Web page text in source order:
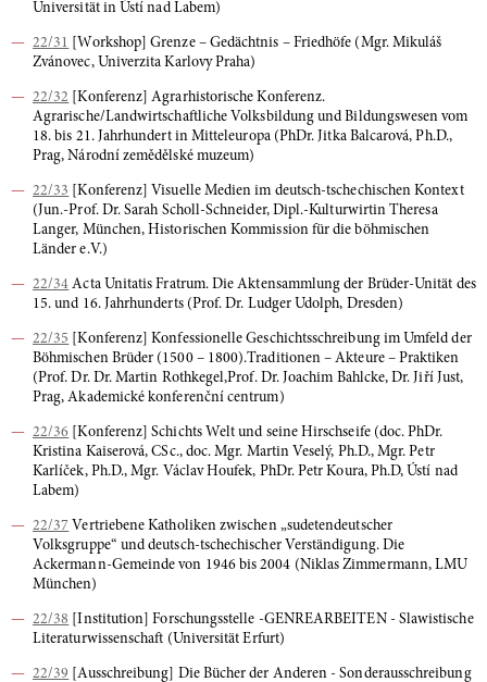
Universität in Ústí nad Labem)
22/31
[Workshop] Grenze – Gedächtnis – Friedhöfe (Mgr. Mikuláš
Zvánovec, Univerzita Karlovy Praha)
22/32 [Konferenz] Agrarhistorische Konferenz.
Agrarische/Landwirtschaftliche Volksbildung und Bildungswesen vom
18. bis 21. Jahrhundert in Mitteleuropa (PhDr. Jitka Balcarová, Ph.D.,
Prag, Národní zemědělské muzeum)
22/33 [Konferenz] Visuelle Medien im deutsch-tschechischen Kontext
(Jun.-Prof. Dr. Sarah Scholl-Schneider, Dipl.-Kulturwirtin Theresa
Langer, München, Historischen Kommission für die böhmischen
Länder e.V.)
22/34 Acta Unitatis Fratrum. Die Aktensammlung der Brüder-Unität des
15. und 16. Jahrhunderts (Prof. Dr. Ludger Udolph, Dresden)
22/35 [Konferenz] Konfessionelle Geschichtsschreibung im Umfeld der
Böhmischen Brüder (1500 – 1800).Traditionen – Akteure – Praktiken
(Prof. Dr. Dr. Martin Rothkegel,Prof. Dr. Joachim Bahlcke, Dr. Jiří Just,
Prag, Akademické konferenční centrum)
22/36 [Konferenz] Schichts Welt und seine Hirschseife (doc. PhDr.
Kristina Kaiserová, CSc., doc. Mgr. Martin Veselý, Ph.D., Mgr. Petr
Karlíček, Ph.D., Mgr. Václav Houfek, PhDr. Petr Koura, Ph.D, Ústí nad
Labem)
22/37 Vertriebene Katholiken zwischen „sudetendeutscher
Volksgruppe“ und deutsch-tschechischer Verständigung. Die
Ackermann-Gemeinde von 1946 bis 2004 (Niklas Zimmermann, LMU
München)
22/38 [Institution] Forschungsstelle -GENREARBEITEN - Slawistische
Literaturwissenschaft (Universität Erfurt)
22/39 [Ausschreibung] Die Bücher der Anderen - Sonderausschreibung